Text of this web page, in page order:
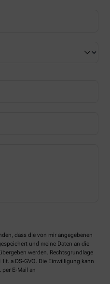
dass die von mir angegebenen
und meine Daten an die
werden. Rechtsgrundlage
a DS-GVO. Die Einwilligung kann
per E-Mail an